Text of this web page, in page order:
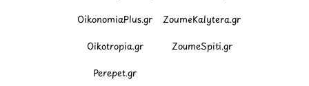
OikonomiaPlus.gr ZoumeKalytera.gr
Oikotropia.gr ZoumeSpiti.gr
Perepet.gr